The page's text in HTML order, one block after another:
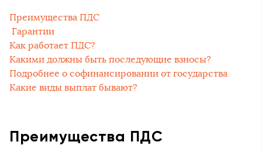
Преимущества ПДС
Гарантии
Как работает ПДС?
Какими должны быть последующие взносы?
Подробнее о софинансировании от государства
Какие виды выплат бывают?
Преимущества ПДС